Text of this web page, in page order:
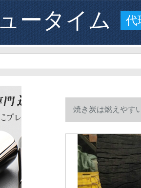
ータイム 代
焼き炭は燃えやす